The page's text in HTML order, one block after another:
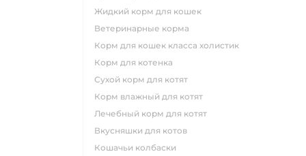
жидкий корм для кошек
ветеринарные корма
корм для кошек класса холистик
корм для котенка
сухой корм для котят
корм влажный для котят
лечебный корм для котят
вкусняшки для котов
кошачьи колбаски